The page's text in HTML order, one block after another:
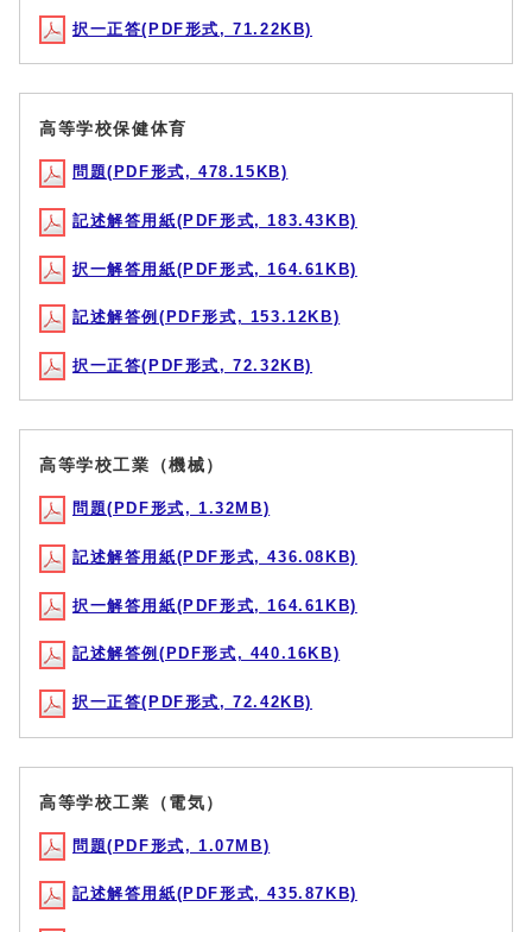
択一正答(PDF形式, 71.22KB)
高等学校保健体育
問題(PDF形式, 478.15KB)
記述解答用紙(PDF形式, 183.43KB)
択一解答用紙(PDF形式, 164.61KB)
記述解答例(PDF形式, 153.12KB)
択一正答(PDF形式, 72.32KB)
高等学校工業（機械）
問題(PDF形式, 1.32MB)
記述解答用紙(PDF形式, 436.08KB)
択一解答用紙(PDF形式, 164.61KB)
記述解答例(PDF形式, 440.16KB)
択一正答(PDF形式, 72.42KB)
高等学校工業（電気）
問題(PDF形式, 1.07MB)
記述解答用紙(PDF形式, 435.87KB)